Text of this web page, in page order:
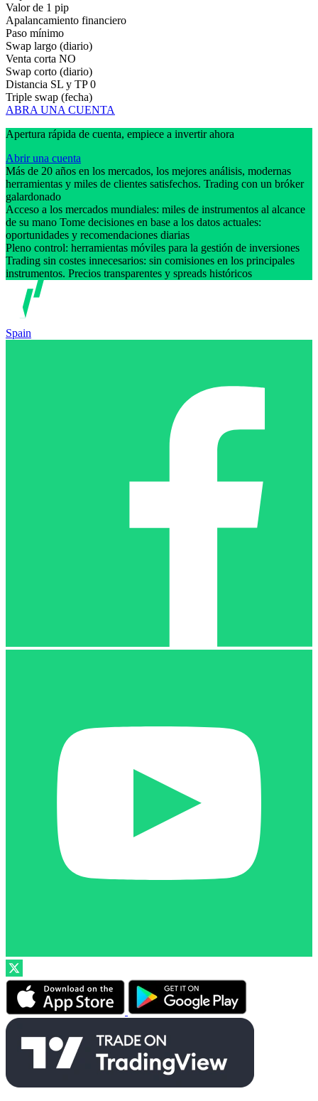
Valor de 1 pip
Apalancamiento financiero
Paso mínimo
Swap largo (diario)
Venta corta NO
Swap corto (diario)
Distancia SL y TP 0
Triple swap (fecha)
ABRA UNA CUENTA
Apertura rápida de cuenta, empiece a invertir ahora
Abrir una cuenta
Más de 20 años en los mercados, los mejores análisis, modernas
herramientas y miles de clientes satisfechos. Trading con un bróker
galardonado
Acceso a los mercados mundiales: miles de instrumentos al alcance
de su mano Tome decisiones en base a los datos actuales:
oportunidades y recomendaciones diarias
Pleno control: herramientas móviles para la gestión de inversiones
Trading sin costes innecesarios: sin comisiones en los principales
instrumentos. Precios transparentes y spreads históricos
Spain